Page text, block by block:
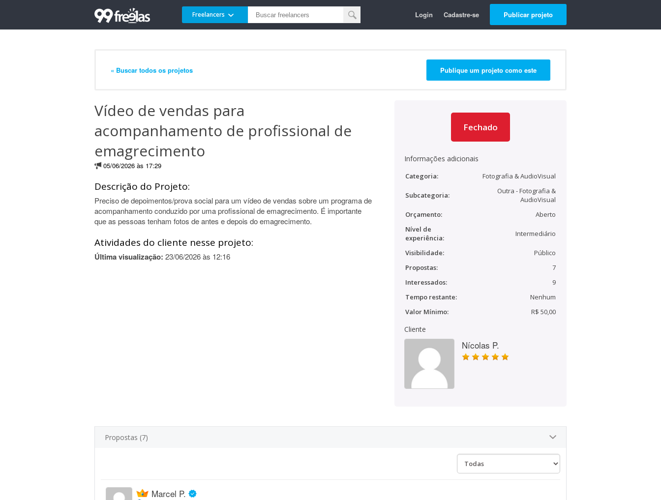
Freelancers Login Cadastre-se Publicar projeto
« Buscar todos os projetos Publique um projeto como este
Vídeo de vendas para
acompanhamento de profissional de
emagrecimento
05/06/2026 às 17:29
Descrição do Projeto:
Preciso de depoimentos/prova social para um vídeo de vendas sobre um programa de
acompanhamento conduzido por uma profissional de emagrecimento. É importante
que as pessoas tenham fotos de antes e depois do emagrecimento.
Atividades do cliente nesse projeto:
Última visualização: 23/06/2026 às 12:16
Fechado
Informações adicionais
Categoria: Fotografia & AudioVisual
Subcategoria:
Outra - Fotografia &
AudioVisual
Orçamento:
Aberto
Nível de
experiência:
Intermediário
Visibilidade:
Público
Propostas:
7
Interessados:
9
Tempo restante:
Nenhum
Valor Mínimo:
R$ 50,00
Cliente
Nícolas P.
Propostas (7)
Marcel P.